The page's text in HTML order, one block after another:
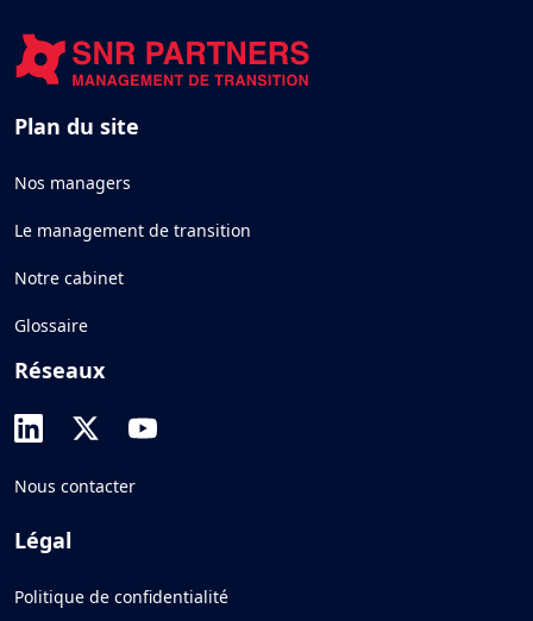
Plan du site
Nos managers
Le management de transition
Notre cabinet
Glossaire
Réseaux
Nous contacter
Légal
Politique de confidentialité